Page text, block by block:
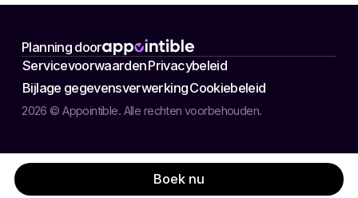
Planning door
2026 © Appointible. Alle rechten voorbehouden.
ServicevoorwaardenPrivacybeleid
Bijlage gegevensverwerkingCookiebeleid
Boek nu